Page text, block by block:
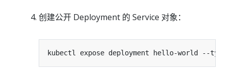
创建公开 Deployment 的 Service 对象：
kubectl expose deployment hello-world --type